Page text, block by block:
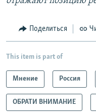
Поделиться
This item is part of
Мнение Россия
ОБРАТИ ВНИМАНИЕ